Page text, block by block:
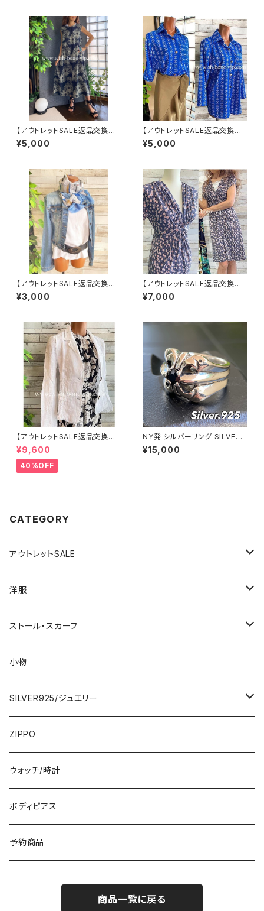
【アウトレットSALE返品交換不
可8/20まで】ロングワンピース・
マキシワンピース・サラッと軽や
¥5,000
【アウトレットSALE返品交換不
可8/20まで】イタリア製シャツ・
ブラウス・トップス｜Made in IT
¥5,000
【アウトレットSALE返品交換不
可8/20まで】イタリア/ITALYイ
ンポート 大判ストール・SILK F
¥3,000
【アウトレットSALE返品交換不
可フランス製インポートワンピー
ス｜FIFILLES de PARIS フィ
ワンピース/シック(T2)(T3)
¥7,000
【アウトレットSALE返品交換不
可8/20まで】イタリア製サマー
ジャケット｜Made in ITALY｜
リネン麻 飾りエリ ジャケット/ホ
ワイト
¥9,600
40%OFF
NY発 シルバーリング SILVER9
25 百合 王冠 フローラルリング
ブラックストーン 指輪
¥15,000
CATEGORY
アウトレットSALE
1000円
2000円
3000円
5000円
7000円
洋服
インポートワンピース
ロング・マキシ
ひざ・ミディ
トップス・カーディガン・アウター
カーディガン
イタリア製ジャケット
スカート・パンツ
ストール・スカーフ
大判ストール・ロングスカーフ
小さめスカーフ
コットンストール・スカーフ
冬物・マフラー
小物
SILVER925/ジュエリー
指輪・リング
ネックレス・ペンダントトップ
ピアス・イヤリング
ブレスレット・バングル
ZIPPO
ウォッチ/時計
ボディピアス
予約商品
商品一覧に戻る